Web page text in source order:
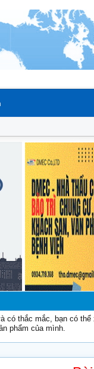
có thắc mắc, bạn có
phẩm của mình.